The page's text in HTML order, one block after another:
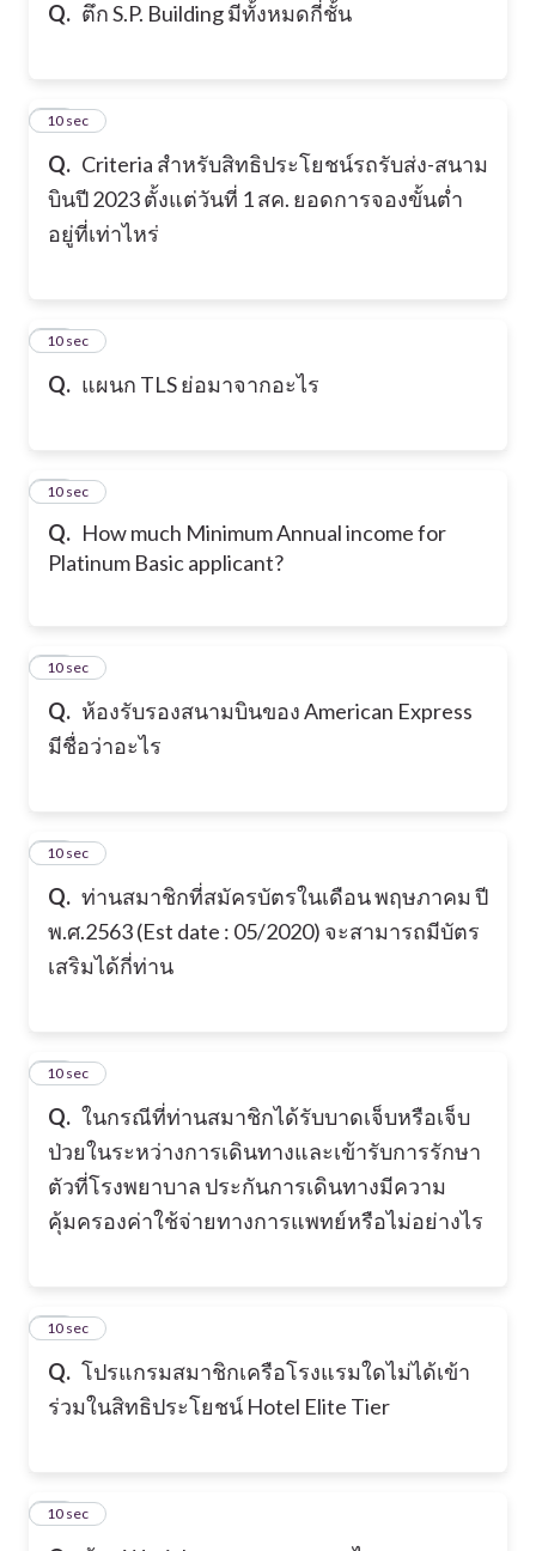
Q. ตึก S.P. Building มีทั้งหมดกี่ชั้น
Q. Criteria สำหรับสิทธิประโยชน์รถรับส่ง-สนาม
บินปี 2023 ตั้งแต่วันที่ 1 สค. ยอดการจองขั้นต่ำ
อยู่ที่เท่าไหร่
18
10 sec
Q. แผนก TLS ย่อมาจากอะไร
19
10 sec
Q. How much Minimum Annual income for
Platinum Basic applicant?
20
10 sec
Q. ห้องรับรองสนามบินของ American Express
มีชื่อว่าอะไร
21
10 sec
Q. ท่านสมาชิกที่สมัครบัตรในเดือน พฤษภาคม ปี
พ.ศ.2563 (Est date : 05/2020) จะสามารถมีบัตร
เสริมได้กี่ท่าน
22
10 sec
Q. ในกรณีที่ท่านสมาชิกได้รับบาดเจ็บหรือเจ็บ
ป่วยในระหว่างการเดินทางและเข้ารับการรักษา
ตัวที่โรงพยาบาล ประกันการเดินทางมีความ
คุ้มครองค่าใช้จ่ายทางการแพทย์หรือไม่อย่างไร
23
10 sec
Q. โปรแกรมสมาชิกเครือโรงแรมใดไม่ได้เข้า
ร่วมในสิทธิประโยชน์ Hotel Elite Tier
24
10 sec
25
10 sec